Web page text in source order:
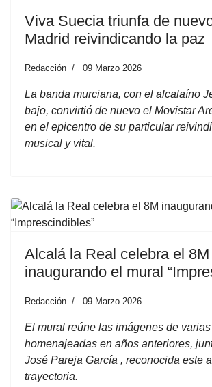
Viva Suecia triunfa de
Madrid reivindicando la paz
Redacción 09 Marzo 2026
La banda murciana, con el alcalaíno
bajo, convirtió de nuevo el Movistar
en el epicentro de su particular
musical y vital.
Alcalá la Real celebra el 8M
inaugurando el mural
Redacción 09 Marzo 2026
El mural reúne las imágenes de
homenajeadas en años anteriores,
José Pareja García , reconocida este
trayectoria.